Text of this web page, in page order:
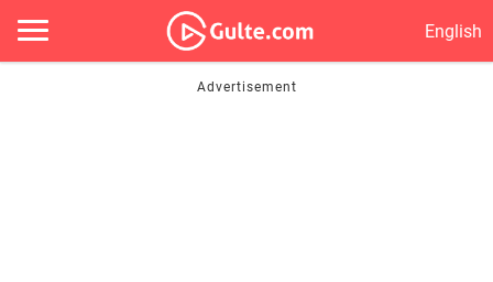
English